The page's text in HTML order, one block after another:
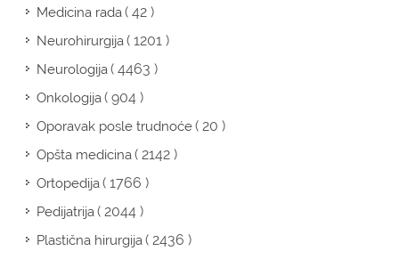
Medicina rada( 42 )
Neurohirurgija( 1201 )
Neurologija( 4463 )
Onkologija( 904 )
Oporavak posle trudnoće( 20 )
Opšta medicina( 2142 )
Ortopedija( 1766 )
Pedijatrija( 2044 )
Plastična hirurgija( 2436 )